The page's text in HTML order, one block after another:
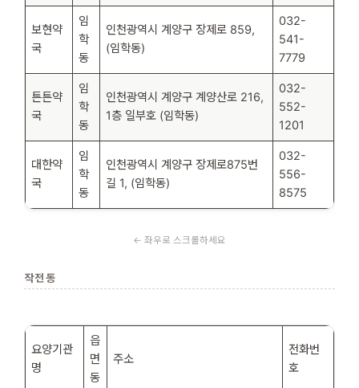
보현약
국
임
학
동
인천광역시 계양구 장제로 859,
(임학동)
032-
541-
7779
튼튼약
국
임
학
동
인천광역시 계양구 계양산로 216,
1층 일부호 (임학동)
032-
552-
1201
대한약
국
임
학
동
인천광역시 계양구 장제로875번
길 1, (임학동)
032-
556-
8575
작전동
요양기관
명
읍
면
동
주소
전화번
호